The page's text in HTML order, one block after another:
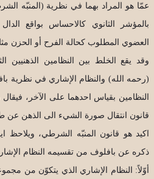
عمّا هو المراد بهما في نظرية (المنبّه
بالمؤشر الثانوي كالاحساس بواقع
العضوي المطلوب كحالة الفرح أو الحزن
وقد يقع الخلط بين النظامين الذهنيين
(رحمه الله) والنظام الإشاري في
النظامين بقياس احدهما على الآخر،
قانون انتقال صورة الشيء الى الذهن عن
اكيد هو قانون المنبّه الشرطي، ويلاحظ
ذكره عن بافلوف من تقسيمه النظام
أوّلاً: النظام الإشاري الذي يتكوّن من